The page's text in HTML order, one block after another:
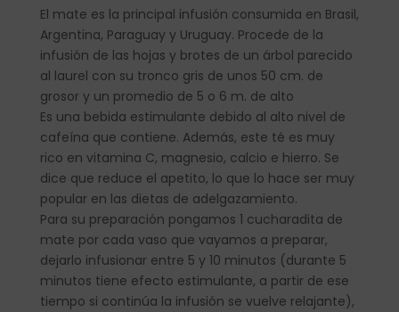
El mate es la principal infusión consumida en Brasil,
Argentina, Paraguay y Uruguay. Procede de la
infusión de las hojas y brotes de un árbol parecido
al laurel con su tronco gris de unos 50 cm. de
grosor y un promedio de 5 o 6 m. de alto
Es una bebida estimulante debido al alto nivel de
cafeína que contiene. Además, este té es muy
rico en vitamina C, magnesio, calcio e hierro. Se
dice que reduce el apetito, lo que lo hace ser muy
popular en las dietas de adelgazamiento.
Para su preparación pongamos 1 cucharadita de
mate por cada vaso que vayamos a preparar,
dejarlo infusionar entre 5 y 10 minutos (durante 5
minutos tiene efecto estimulante, a partir de ese
tiempo si continúa la infusión se vuelve relajante),